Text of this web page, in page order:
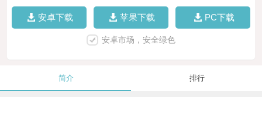
安卓下载 苹果下载 PC下载
安卓市场，安全绿色
简介 排行